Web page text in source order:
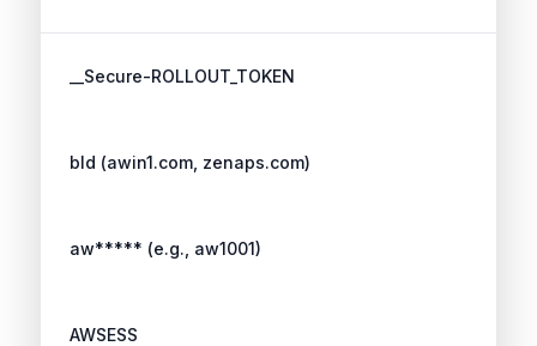
__Secure-ROLLOUT_TOKEN
bId (awin1.com, zenaps.com)
aw***** (e.g., aw1001)
AWSESS